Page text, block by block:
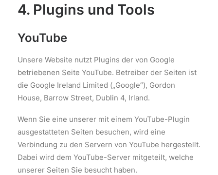
4. Plugins und Tools
YouTube
Unsere Website nutzt Plugins der von Google
betriebenen Seite YouTube. Betreiber der Seiten ist
die Google Ireland Limited („Google“), Gordon
House, Barrow Street, Dublin 4, Irland.
Wenn Sie eine unserer mit einem YouTube-Plugin
ausgestatteten Seiten besuchen, wird eine
Verbindung zu den Servern von YouTube hergestellt.
Dabei wird dem YouTube-Server mitgeteilt, welche
unserer Seiten Sie besucht haben.